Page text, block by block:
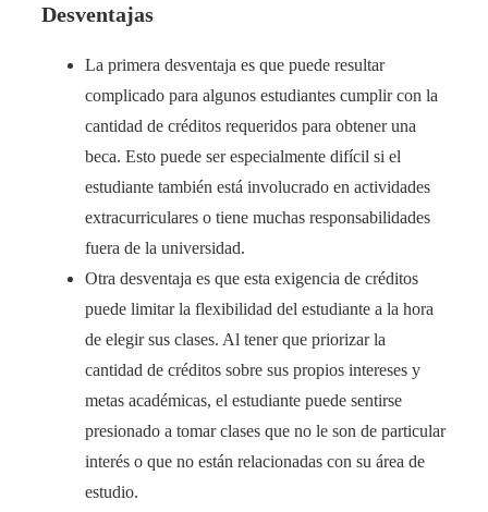
Desventajas
La primera desventaja es que puede resultar
complicado para algunos estudiantes cumplir con la
cantidad de créditos requeridos para obtener una
beca. Esto puede ser especialmente difícil si el
estudiante también está involucrado en actividades
extracurriculares o tiene muchas responsabilidades
fuera de la universidad.
Otra desventaja es que esta exigencia de créditos
puede limitar la flexibilidad del estudiante a la hora
de elegir sus clases. Al tener que priorizar la
cantidad de créditos sobre sus propios intereses y
metas académicas, el estudiante puede sentirse
presionado a tomar clases que no le son de particular
interés o que no están relacionadas con su área de
estudio.